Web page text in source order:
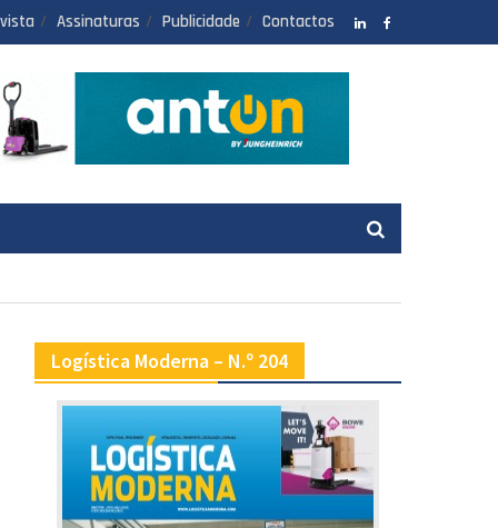
Assinaturas Publicidade Contactos
Logística Moderna – N.º 204